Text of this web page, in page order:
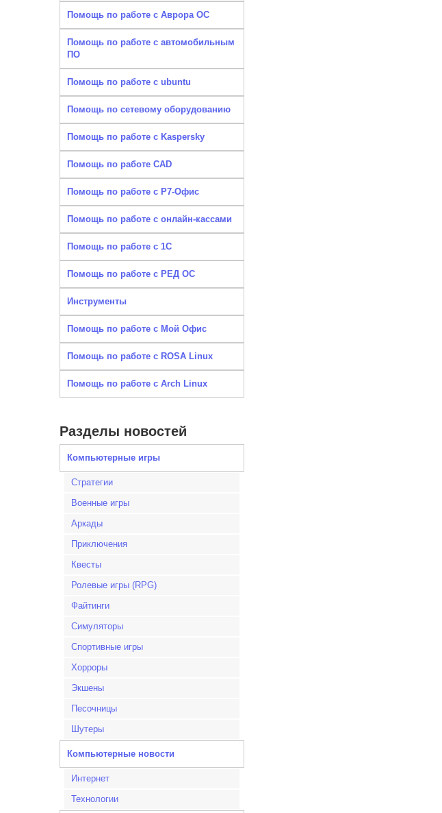
Помощь по работе с Аврора ОС
Помощь по работе с автомобильным
ПО
Помощь по работе с ubuntu
Помощь по сетевому оборудованию
Помощь по работе с Kaspersky
Помощь по работе CAD
Помощь по работе с Р7-Офис
Помощь по работе с онлайн-кассами
Помощь по работе с 1С
Помощь по работе с РЕД ОС
Инструменты
Помощь по работе с Мой Офис
Помощь по работе с ROSA Linux
Помощь по работе с Arch Linux
Разделы новостей
Компьютерные игры
Стратегии
Военные игры
Аркады
Приключения
Квесты
Ролевые игры (RPG)
Файтинги
Симуляторы
Спортивные игры
Хорроры
Экшены
Песочницы
Шутеры
Компьютерные новости
Интернет
Технологии